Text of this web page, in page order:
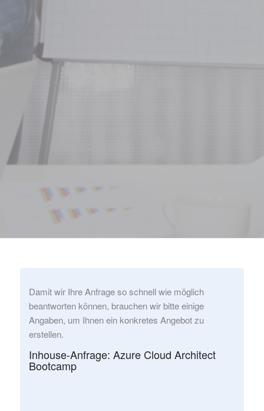
Damit wir Ihre Anfrage so schnell wie möglich
beantworten können, brauchen wir bitte einige
Angaben, um Ihnen ein konkretes Angebot zu
erstellen.
Inhouse-Anfrage: Azure Cloud Architect
Bootcamp